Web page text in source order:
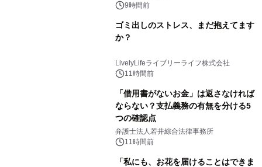
9時間前
ゴミ出しのストレス、まだ抱えてます
か？
LivelyLifeライブリーライフ株式会社
11時間前
「借用書がないお金」は返さなければ
ならない？支払義務の有無を分ける5
つの確認点
弁護士法人若井綜合法律事務所
11時間前
「私にも、お花を届けることはできま